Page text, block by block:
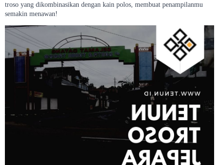
troso yang dikombinasikan dengan kain polos, membuat penampilanmu
semakin menawan!